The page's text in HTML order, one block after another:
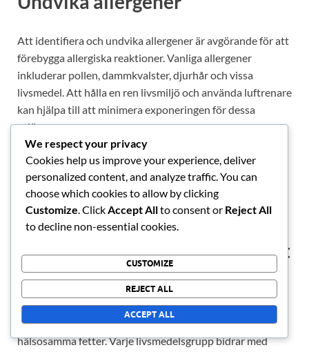
Att identifiera och undvika allergener är avgörande för att
förebygga allergiska reaktioner. Vanliga allergener
inkluderar pollen, dammkvalster, djurhår och vissa
livsmedel. Att hålla en ren livsmiljö och använda luftrenare
kan hjälpa till att minimera exponeringen för dessa
utlösare.
För matallergier är det viktigt att noggrant läsa etiketter
och undvika produkter som innehåller kända allergener.
Att konsultera en allergolog kan ge personliga strategier
för att effektivt hantera och undvika specifika allergener.
Principer för en balanserad kost
En balanserad kost är grundläggande för att upprätthålla
ett robust immunförsvar. Detta inkluderar en variation av
frukter, grönsaker, fullkorn, magra proteiner och
hälsosamma fetter. Varje livsmedelsgrupp bidrar med
We respect your privacy
Cookies help us improve your experience, deliver
personalized content, and analyze traffic. You can
choose which cookies to allow by clicking
Customize . Click Accept Allto consent or Reject All
to decline non-essential cookies.
CUSTOMIZE
REJECT ALL
ACCEPT ALL